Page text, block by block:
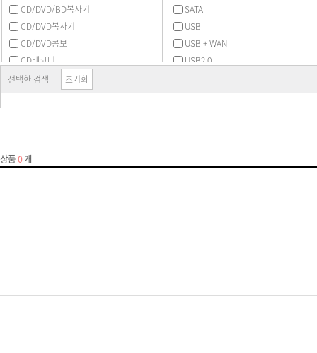
CD/DVD/BD복사기
CD/DVD복사기
CD/DVD콤보
CD레코더
DVD-ROM
DVD레코더
DVD멀티레코더
ODD 주변용품
블루레이레코더
SATA
USB
USB + WAN
USB2.0
선택한 검색 초기화